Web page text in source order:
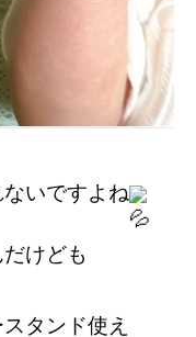
ないですよね
けども
タンド使え